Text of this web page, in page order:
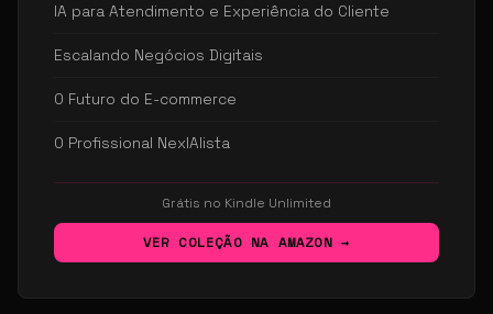
IA para Atendimento e Experiência do Cliente
Escalando Negócios Digitais
O Futuro do E-commerce
O Profissional NexIAlista
Grátis no Kindle Unlimited
VER COLEÇÃO NA AMAZON →